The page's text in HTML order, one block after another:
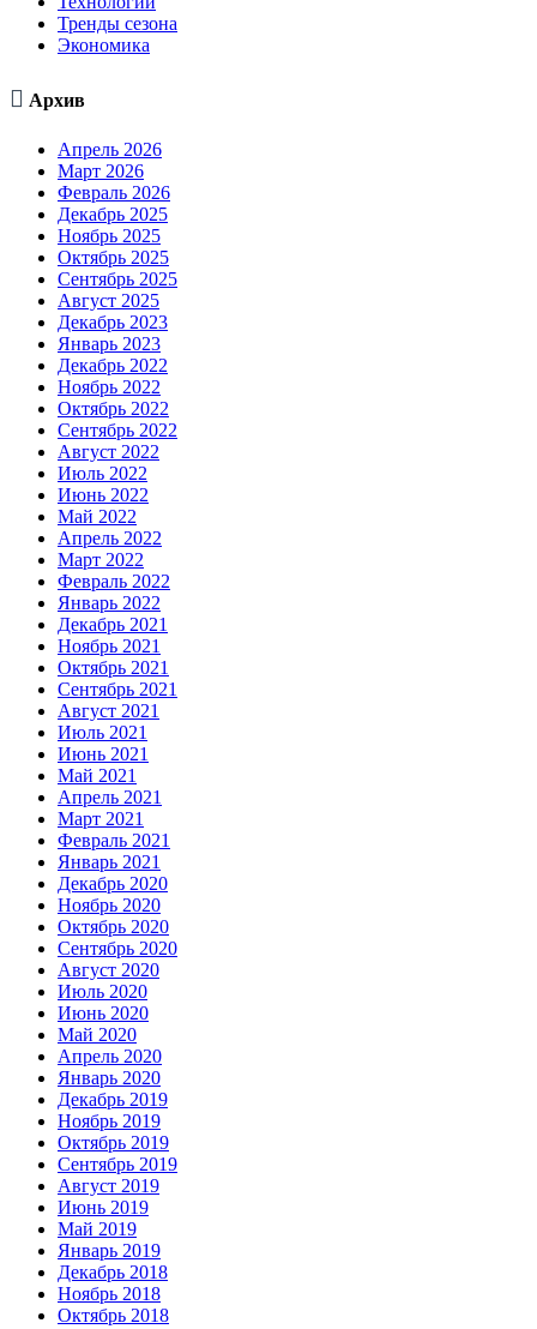
Тренды сезона
Экономика
 Архив
Апрель 2026
Март 2026
Февраль 2026
Декабрь 2025
Ноябрь 2025
Октябрь 2025
Сентябрь 2025
Август 2025
Декабрь 2023
Январь 2023
Декабрь 2022
Ноябрь 2022
Октябрь 2022
Сентябрь 2022
Август 2022
Июль 2022
Июнь 2022
Май 2022
Апрель 2022
Март 2022
Февраль 2022
Январь 2022
Декабрь 2021
Ноябрь 2021
Октябрь 2021
Сентябрь 2021
Август 2021
Июль 2021
Июнь 2021
Май 2021
Апрель 2021
Март 2021
Февраль 2021
Январь 2021
Декабрь 2020
Ноябрь 2020
Октябрь 2020
Сентябрь 2020
Август 2020
Июль 2020
Июнь 2020
Май 2020
Апрель 2020
Январь 2020
Декабрь 2019
Ноябрь 2019
Октябрь 2019
Сентябрь 2019
Август 2019
Июнь 2019
Май 2019
Январь 2019
Декабрь 2018
Ноябрь 2018
Октябрь 2018